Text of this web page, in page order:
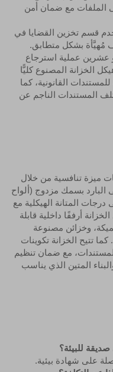
الملفات مع ضمان أمن
قسم تخزين القضايا في
مُهيَّأة بشكل متطابق.
عشرين عملية استرجاع
الخزانة المصنوع كليًّا
القانونية، كما
المستندات الناجم عن
ميزة تنافسية من خلال
بسمك مزدوج (ألواح
يوفِّر أقصى درجات المتانة الهيكلية مع
أرففًا داخلية قابلة
وخزائن مصنوعة
تتيح الخزانة تكوينات
مع ضمان تنظيم
المتين الذي يناسب
على شهادة بيئية.